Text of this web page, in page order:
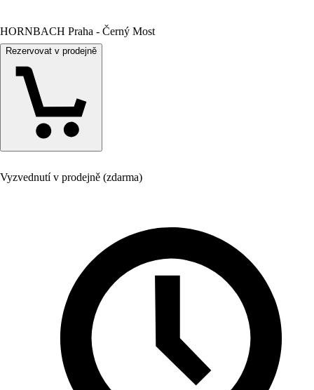
HORNBACH Praha - Černý Most
Rezervovat v prodejně
Vyzvednutí v prodejně (zdarma)